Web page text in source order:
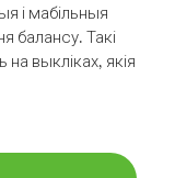
і мабільныя
балансу. Такі
выкліках, якія